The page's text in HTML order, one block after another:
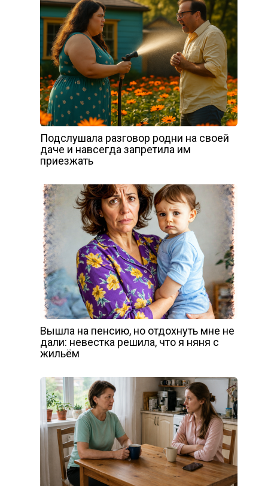
Подслушала разговор родни на своей
даче и навсегда запретила им
приезжать
Вышла на пенсию, но отдохнуть мне не
дали: невестка решила, что я няня с
жильём